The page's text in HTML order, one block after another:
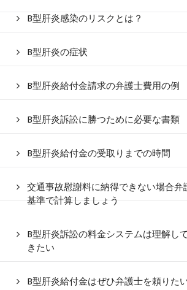
B型肝炎感染のリスクとは？
B型肝炎の症状
B型肝炎給付金請求の弁護士費用の例
B型肝炎訴訟に勝つために必要な書類
B型肝炎給付金の受取りまでの時間
交通事故慰謝料に納得できない場合弁
基準で計算しましょう
B型肝炎訴訟の料金システムは理解し
きたい
B型肝炎給付金はぜひ弁護士を頼りた